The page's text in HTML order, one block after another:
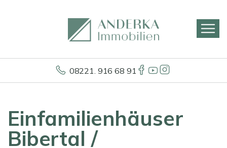
08221. 916 68 91
Einfamilienhäuser
Bibertal /